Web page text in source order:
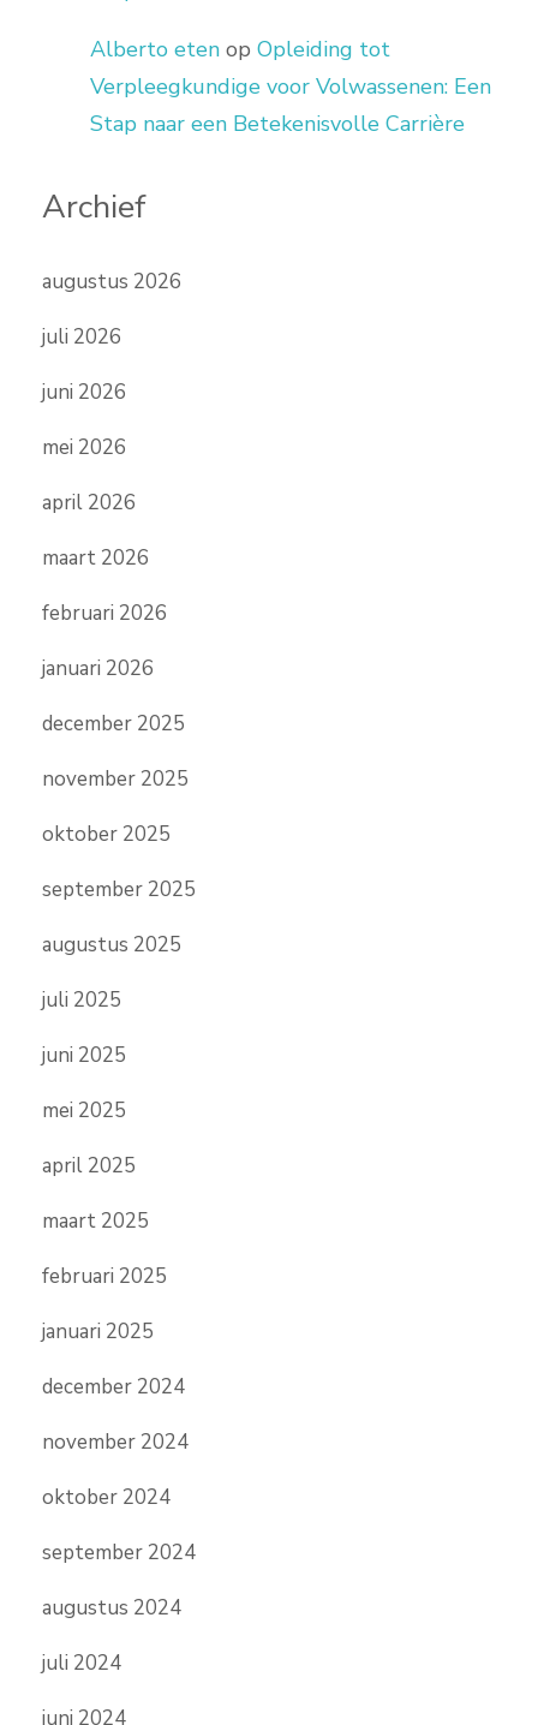
Alberto eten op Opleiding tot
Verpleegkundige voor Volwassenen: Een
Stap naar een Betekenisvolle Carrière
Archief
augustus 2026
juli 2026
juni 2026
mei 2026
april 2026
maart 2026
februari 2026
januari 2026
december 2025
november 2025
oktober 2025
september 2025
augustus 2025
juli 2025
juni 2025
mei 2025
april 2025
maart 2025
februari 2025
januari 2025
december 2024
november 2024
oktober 2024
september 2024
augustus 2024
juli 2024
juni 2024